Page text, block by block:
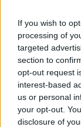
If you wish to
processing of
targeted
section to
opt-out request
interest-based
us or personal
your opt-out.
disclosure of